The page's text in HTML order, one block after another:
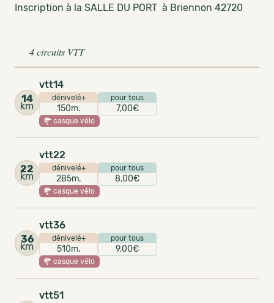
Inscription à la SALLE DU PORT à Briennon 42720
4 circuits VTT
14
km
vtt14
dénivelé+
150m.
pour tous
7,00€
casque vélo
22
km
vtt22
dénivelé+
285m.
pour tous
8,00€
casque vélo
36
km
vtt36
dénivelé+
510m.
pour tous
9,00€
casque vélo
vtt51